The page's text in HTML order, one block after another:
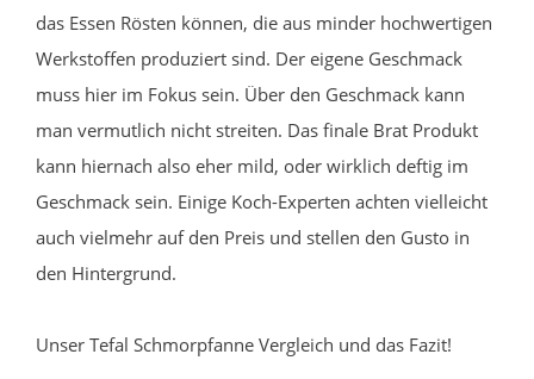
das Essen Rösten können, die aus minder hochwertigen
Werkstoffen produziert sind. Der eigene Geschmack
muss hier im Fokus sein. Über den Geschmack kann
man vermutlich nicht streiten. Das finale Brat Produkt
kann hiernach also eher mild, oder wirklich deftig im
Geschmack sein. Einige Koch-Experten achten vielleicht
auch vielmehr auf den Preis und stellen den Gusto in
den Hintergrund.
Unser Tefal Schmorpfanne Vergleich und das Fazit!